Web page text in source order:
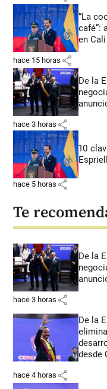
“La
café”:
en Cali
hace 15 horas share
De la
hace 3 horas share
10
hace 5 horas share
Te
De la
hace 3 horas share
De la
desde
hace 4 horas share